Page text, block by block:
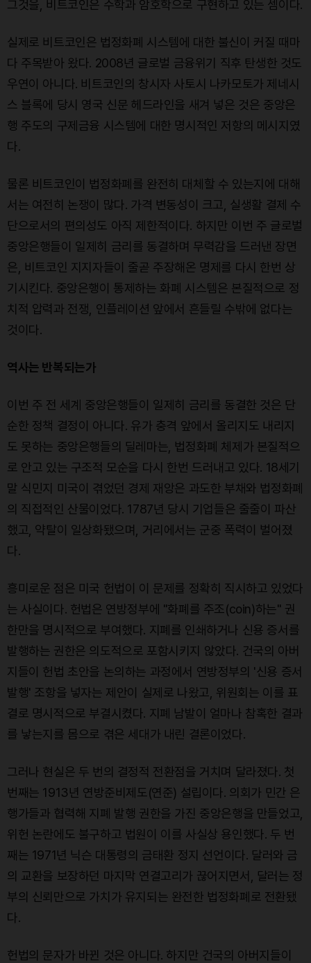
그것을, 비트코인은 수학과 암호학으로 구현하고 있는 셈이다.
실제로 비트코인은 법정화폐 시스템에 대한 불신이 커질 때마
다 주목받아 왔다. 2008년 글로벌 금융위기 직후 탄생한 것도
우연이 아니다. 비트코인의 창시자 사토시 나카모토가 제네시
스 블록에 당시 영국 신문 헤드라인을 새겨 넣은 것은 중앙은
행 주도의 구제금융 시스템에 대한 명시적인 저항의 메시지였
다.
물론 비트코인이 법정화폐를 완전히 대체할 수 있는지에 대해
서는 여전히 논쟁이 많다. 가격 변동성이 크고, 실생활 결제 수
단으로서의 편의성도 아직 제한적이다. 하지만 이번 주 글로벌
중앙은행들이 일제히 금리를 동결하며 무력감을 드러낸 장면
은, 비트코인 지지자들이 줄곧 주장해온 명제를 다시 한번 상
기시킨다. 중앙은행이 통제하는 화폐 시스템은 본질적으로 정
치적 압력과 전쟁, 인플레이션 앞에서 흔들릴 수밖에 없다는
것이다.
역사는 반복되는가
이번 주 전 세계 중앙은행들이 일제히 금리를 동결한 것은 단
순한 정책 결정이 아니다. 유가 충격 앞에서 올리지도 내리지
도 못하는 중앙은행들의 딜레마는, 법정화폐 체제가 본질적으
로 안고 있는 구조적 모순을 다시 한번 드러내고 있다. 18세기
말 식민지 미국이 겪었던 경제 재앙은 과도한 부채와 법정화폐
의 직접적인 산물이었다. 1787년 당시 기업들은 줄줄이 파산
했고, 약탈이 일상화됐으며, 거리에서는 군중 폭력이 벌어졌
다.
흥미로운 점은 미국 헌법이 이 문제를 정확히 직시하고 있었다
는 사실이다. 헌법은 연방정부에 "화폐를 주조(coin)하는" 권
한만을 명시적으로 부여했다. 지폐를 인쇄하거나 신용 증서를
발행하는 권한은 의도적으로 포함시키지 않았다. 건국의 아버
지들이 헌법 초안을 논의하는 과정에서 연방정부의 '신용 증서
발행' 조항을 넣자는 제안이 실제로 나왔고, 위원회는 이를 표
결로 명시적으로 부결시켰다. 지폐 남발이 얼마나 참혹한 결과
를 낳는지를 몸으로 겪은 세대가 내린 결론이었다.
그러나 현실은 두 번의 결정적 전환점을 거치며 달라졌다. 첫
번째는 1913년 연방준비제도(연준) 설립이다. 의회가 민간 은
행가들과 협력해 지폐 발행 권한을 가진 중앙은행을 만들었고,
위헌 논란에도 불구하고 법원이 이를 사실상 용인했다. 두 번
째는 1971년 닉슨 대통령의 금태환 정지 선언이다. 달러와 금
의 교환을 보장하던 마지막 연결고리가 끊어지면서, 달러는 정
부의 신뢰만으로 가치가 유지되는 완전한 법정화폐로 전환됐
다.
헌법의 문자가 바뀐 것은 아니다. 하지만 건국의 아버지들이